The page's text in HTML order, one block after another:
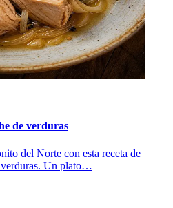
de verduras
del Norte con esta receta de
verduras. Un plato…